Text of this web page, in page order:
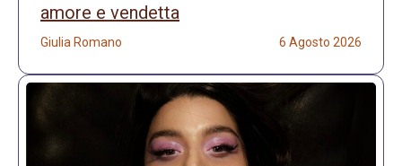
amore e vendetta
Giulia Romano 6 Agosto 2026